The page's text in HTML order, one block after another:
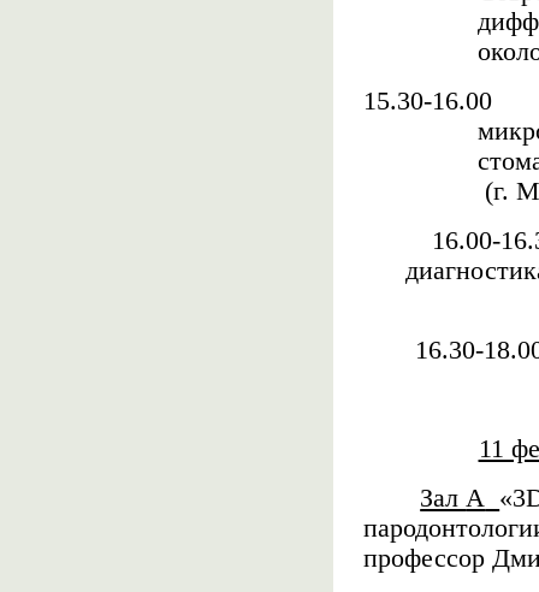
15.30-16.00
(г.
16.00-
16.30-
11
ЗалA «3
профессор